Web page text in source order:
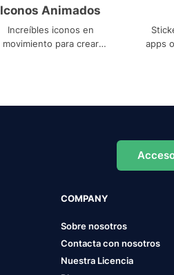
Iconos Animados
Increíbles iconos en
movimiento para crear
apps
COMPANY
Sobre nosotros
Contacta con nosotros
Nuestra Licencia